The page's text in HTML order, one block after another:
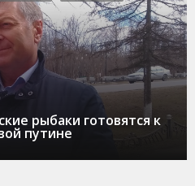
рыбаки готовятся к
путине